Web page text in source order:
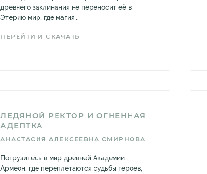
древнего заклинания не переносит её в
Этерию мир, где магия...
ПЕРЕЙТИ И СКАЧАТЬ
ЛЕДЯНОЙ РЕКТОР И ОГНЕННАЯ
АДЕПТКА
АНАСТАСИЯ АЛЕКСЕЕВНА СМИРНОВА
Погрузитесь в мир древней Академии
Армеон, где переплетаются судьбы героев,